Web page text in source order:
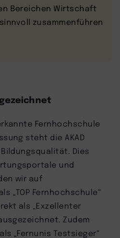
Bereichen Wirtschaft
zusammenführen
Fernhochschule
steht die AKAD
Dies
und
wir auf
„TOP Fernhochschule“
als „Exzellenter
Zudem
„Fernunis Testsieger“